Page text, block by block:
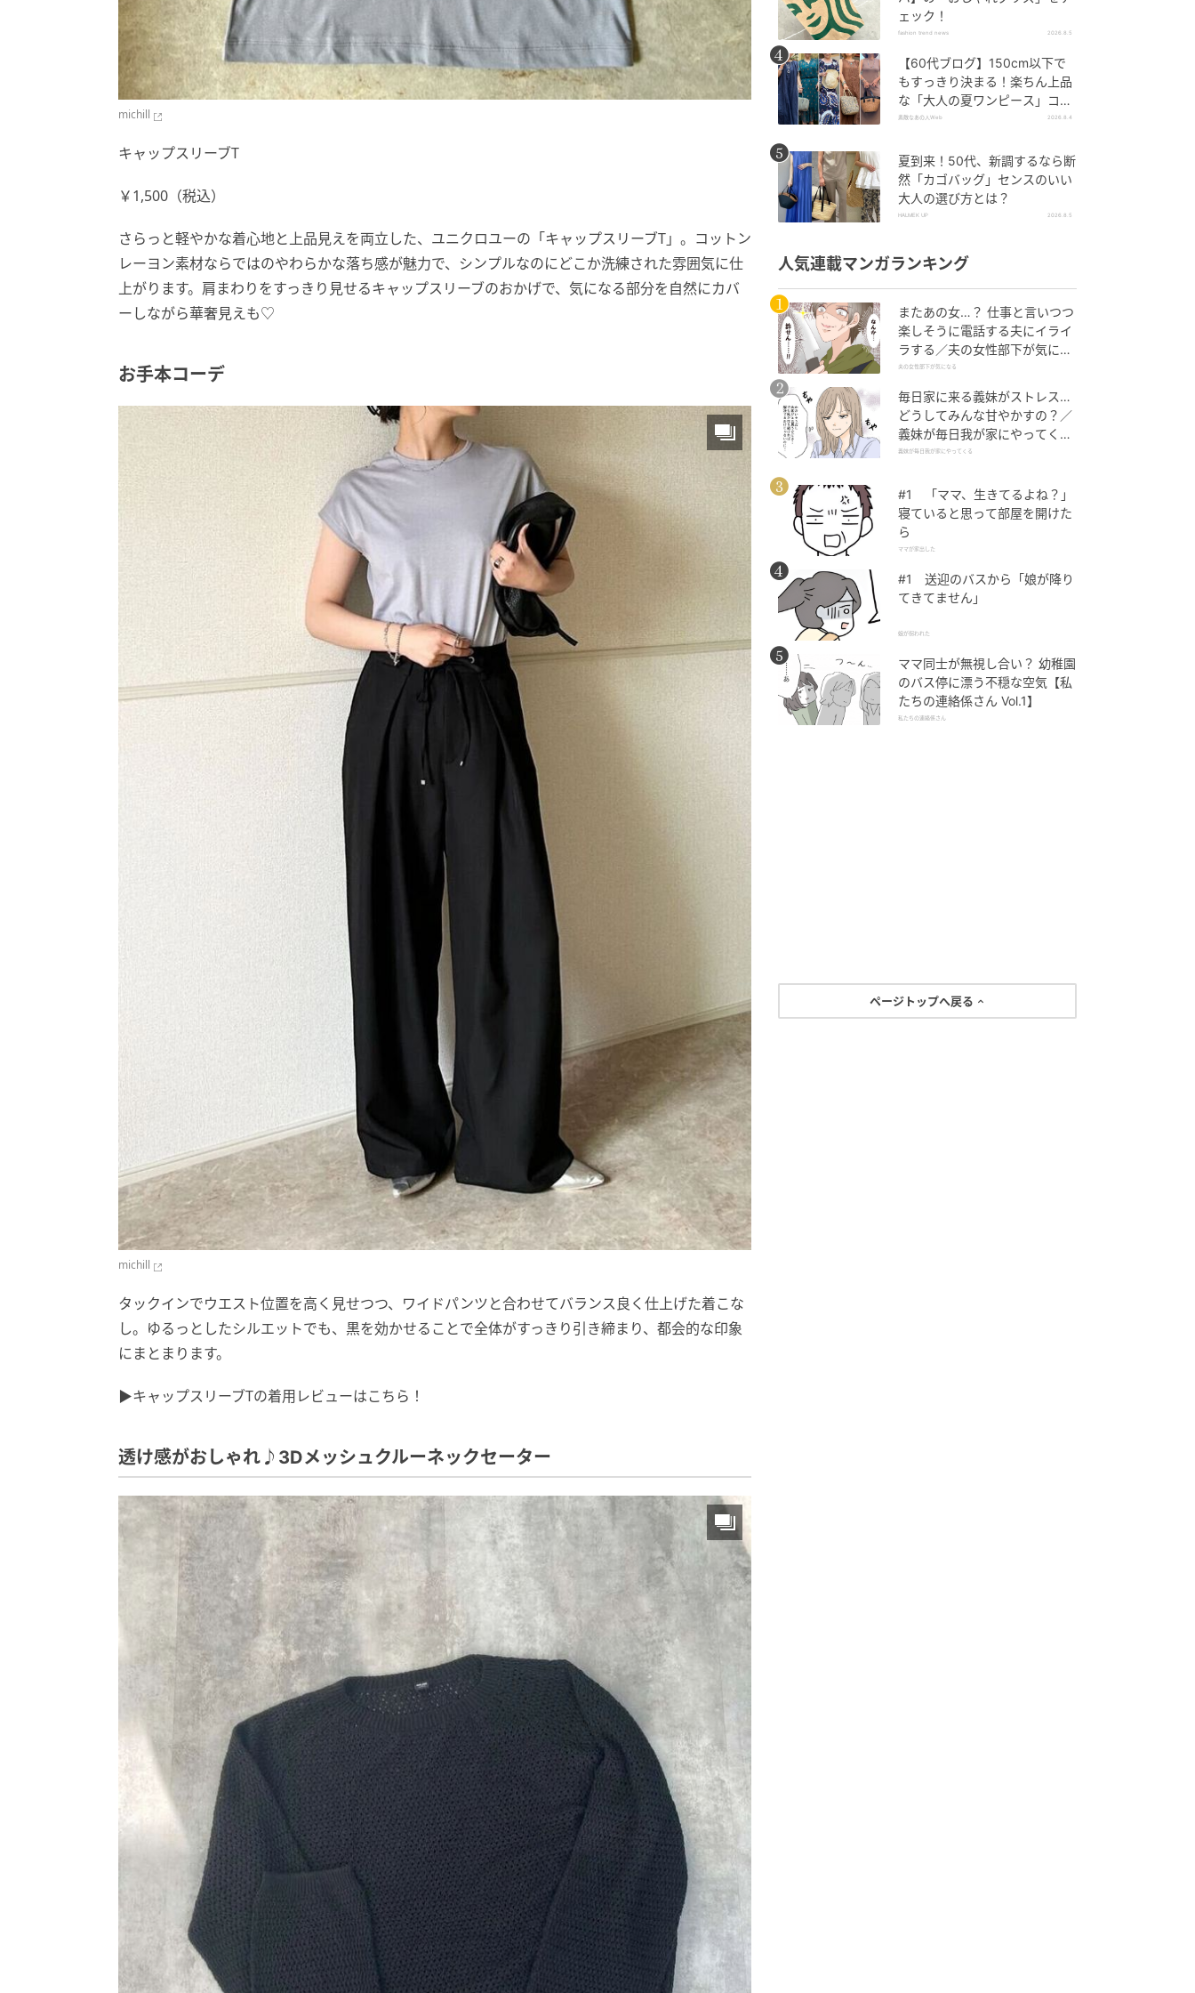
michill
キャップスリーブT
￥1,500（税込）
さらっと軽やかな着心地と上品見えを両立した、ユニクロユーの「キャップスリーブT」。コットン
レーヨン素材ならではのやわらかな落ち感が魅力で、シンプルなのにどこか洗練された雰囲気に仕
上がります。肩まわりをすっきり見せるキャップスリーブのおかげで、気になる部分を自然にカバ
ーしながら華奢見えも♡
お手本コーデ
michill
タックインでウエスト位置を高く見せつつ、ワイドパンツと合わせてバランス良く仕上げた着こな
し。ゆるっとしたシルエットでも、黒を効かせることで全体がすっきり引き締まり、都会的な印象
にまとまります。
▶キャップスリーブTの着用レビューはこちら！
透け感がおしゃれ♪3Dメッシュクルーネックセーター
ェック！
fashion trend news 2026.8.5
【60代ブログ】150cm以下で
もすっきり決まる！楽ちん上品
な「大人の夏ワンピース」コー
デ６選
素敵なあの人Web 2026.8.4
夏到来！50代、新調するなら断
然「カゴバッグ」センスのいい
大人の選び方とは？
HALMEK UP 2026.8.5
人気連載マンガランキング
またあの女…？ 仕事と言いつつ
楽しそうに電話する夫にイライ
ラする／夫の女性部下が気にな
る（1）【夫婦の危機 まんが】
夫の女性部下が気になる
毎日家に来る義妹がストレス…
どうしてみんな甘やかすの？／
義妹が毎日我が家にやってくる
（1）【義父母がシンドイんで
義妹が毎日我が家にやってくる
#1 「ママ、生きてるよね？」
寝ていると思って部屋を開けた
ら
ママが家出した
#1 送迎のバスから「娘が降り
てきてません」
娘が拐われた
ママ同士が無視し合い？ 幼稚園
のバス停に漂う不穏な空気【私
たちの連絡係さん Vol.1】
私たちの連絡係さん
ページトップへ戻る